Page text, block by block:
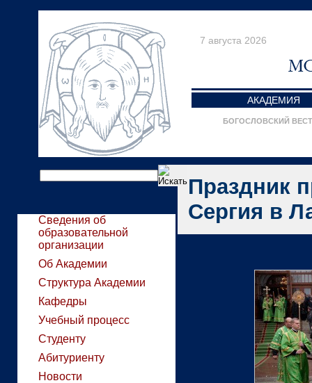
7 августа 2026
АКАДЕМИЯ
БОГОСЛОВСКИЙ
Сведения об
образовательной
организации
Об Академии
Структура Академии
Кафедры
Учебный процесс
Студенту
Абитуриенту
Новости
Праздник
Сергия в